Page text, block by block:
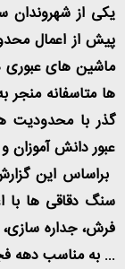
یکی از شهروندان
پیش از اعمال
ماشین های عبوری
ها متاسفانه
گذر با محدودیت
عبور دانش آموزان
براساس این
سنگ دقاقی ها با
فرش، جداره سازی،
... به مناسب دهه